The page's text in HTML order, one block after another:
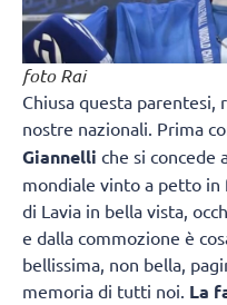
foto Rai
Chiusa questa parentesi,
nostre nazionali. Prima
Giannelli che si concede
mondiale vinto a petto in
di Lavia in bella vista,
e dalla commozione è
bellissima, non bella,
memoria di tutti noi. La